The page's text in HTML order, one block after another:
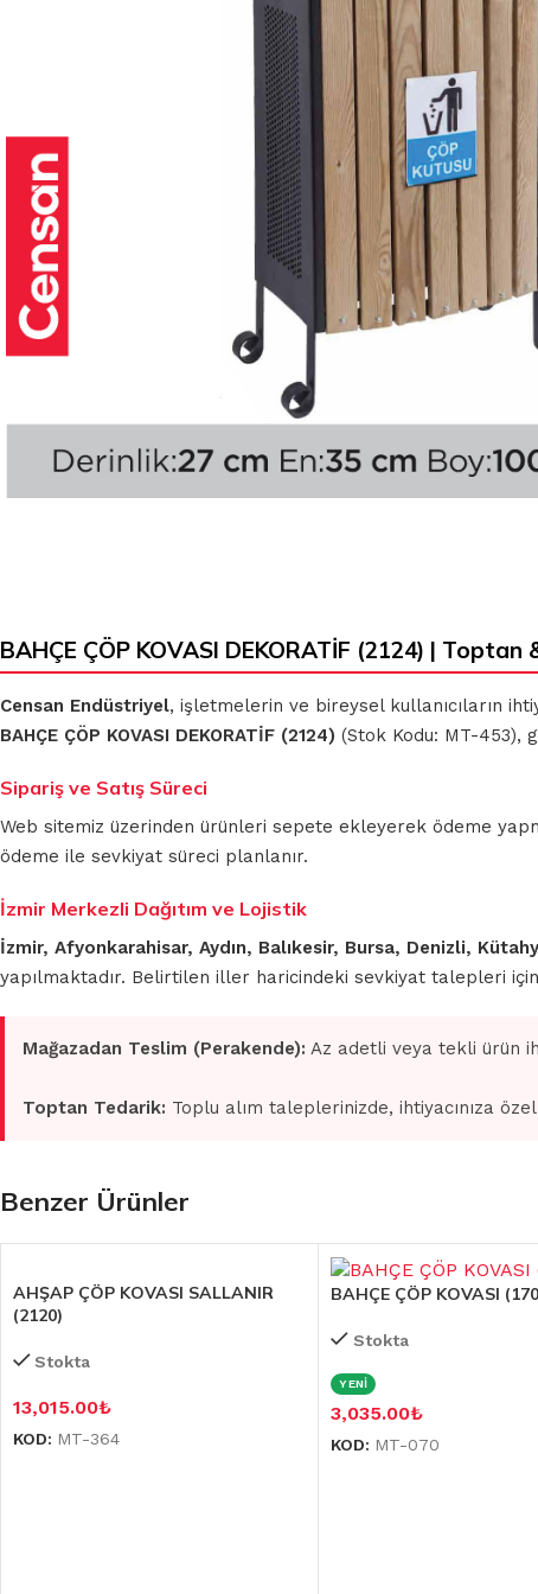
BAHÇE ÇÖP KOVASI DEKORATİF (2124) | Toptan
Censan Endüstriyel, işletmelerin ve bireysel kullanıcıların
BAHÇE ÇÖP KOVASI DEKORATİF (2124) (Stok Kodu: MT-453),
Sipariş ve Satış Süreci
Web sitemiz üzerinden ürünleri sepete ekleyerek ödeme
ödeme ile sevkiyat süreci planlanır.
İzmir Merkezli Dağıtım ve Lojistik
İzmir, Afyonkarahisar, Aydın, Balıkesir, Bursa, Denizli,
yapılmaktadır. Belirtilen iller haricindeki sevkiyat talepleri
Mağazadan Teslim (Perakende): Az adetli veya tekli ürün
Toptan Tedarik: Toplu alım taleplerinizde, ihtiyacınıza
Benzer Ürünler
AHŞAP ÇÖP KOVASI SALLANIR
(2120)
Stokta
13,015.00₺
KOD: MT-364
BAHÇE ÇÖP KOVASI
Stokta
YENİ
3,035.00₺
KOD: MT-070